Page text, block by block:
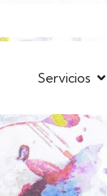
Servicios